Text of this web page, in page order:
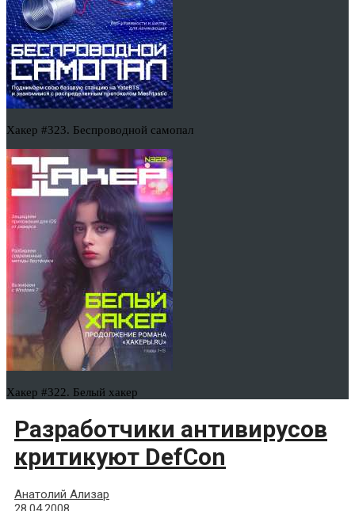
Хакер #323. Беспроводной самопал
Хакер #322. Белый хакер
Разработчики антивирусов
критикуют DefCon
Анатолий Ализар